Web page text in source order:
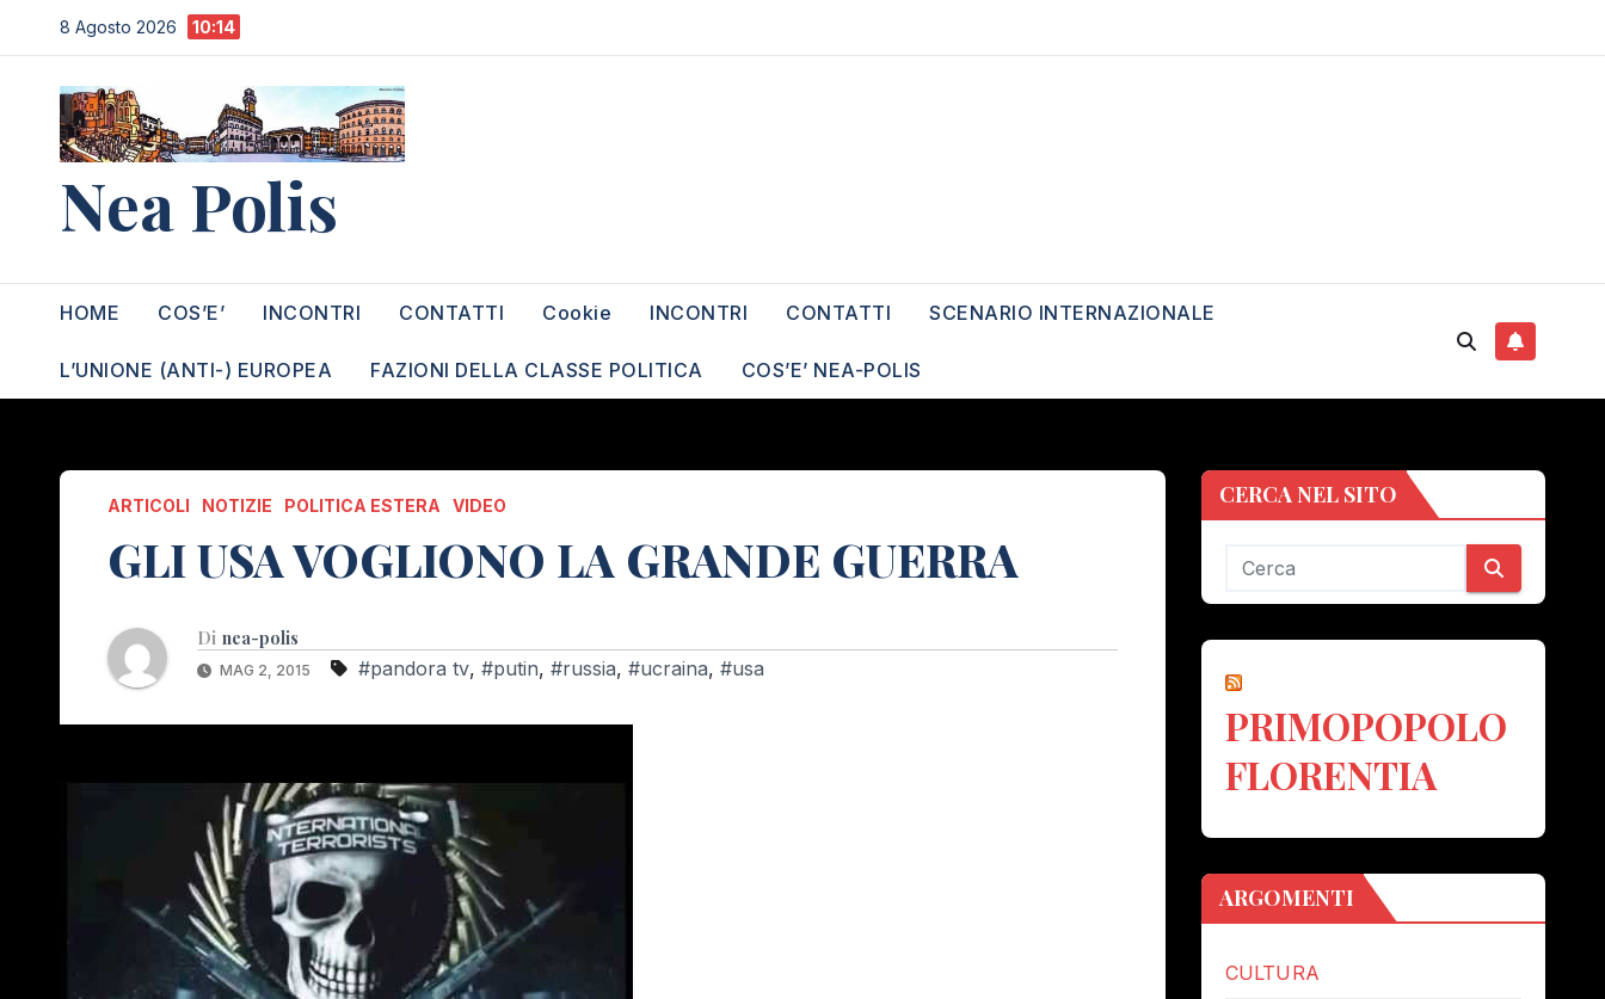
al
contenuto
8 Agosto 2026 10:14
Nea Polis
HOME COS’E’ INCONTRI CONTATTI Cookie INCONTRI CONTATTI SCENARIO INTERNAZIONALE
L’UNIONE (ANTI-) EUROPEA FAZIONI DELLA CLASSE POLITICA COS’E’ NEA-POLIS
ARTICOLI NOTIZIE POLITICA ESTERA VIDEO
GLI USA VOGLIONO LA GRANDE GUERRA
Di nea-polis
MAG 2, 2015 #pandora tv, #putin, #russia, #ucraina, #usa
CERCA NEL SITO
PRIMOPOPOLO
FLORENTIA
ARGOMENTI
CULTURA